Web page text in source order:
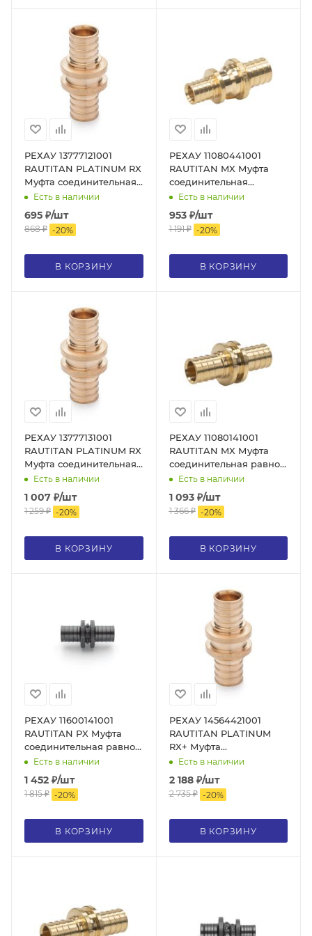
РЕХАУ 13777121001
RAUTITAN PLATINUM RX
Муфта соединительная
равнопроходная 16
PLATINUM, бронза
Есть в наличии
695 ₽/шт
868₽ -20%
В КОРЗИНУ
РЕХАУ 11080441001
RAUTITAN MX Муфта
соединительная
переходная 32-25, DZR
латунь
Есть в наличии
953₽/шт
1 191₽ -20%
В КОРЗИНУ
РЕХАУ 13777131001
RAUTITAN PLATINUM RX
Муфта соединительная
равнопроходная 20
PLATINUM, бронза
Есть в наличии
1 007 ₽/шт
1 259₽ -20%
В КОРЗИНУ
РЕХАУ 11080141001
RAUTITAN MX Муфта
соединительная
32, DZR латунь
Есть в наличии
1 093₽/шт
1 366₽ -20%
В КОРЗИНУ
РЕХАУ 11600141001
RAUTITAN PX Муфта
соединительная равнопроходная
32, PPSU
Есть в наличии
1 452 ₽/шт
1 815₽ -20%
В КОРЗИНУ
РЕХАУ 14564421001
RAUTITAN PLATINUM
RX+ Муфта
соединительная
равнопроходная 32
PLATINUM, бронза
Есть в наличии
2 188₽/шт
2 735₽ -20%
В КОРЗИНУ